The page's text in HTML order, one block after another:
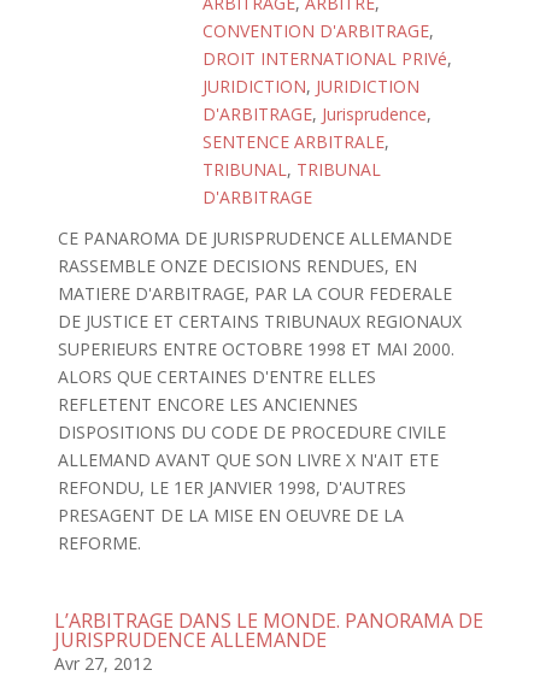
CONVENTION D'ARBITRAGE,
DROIT INTERNATIONAL PRIVé,
JURIDICTION, JURIDICTION
D'ARBITRAGE, Jurisprudence,
SENTENCE ARBITRALE,
TRIBUNAL, TRIBUNAL
D'ARBITRAGE
CE PANAROMA DE JURISPRUDENCE ALLEMANDE
RASSEMBLE ONZE DECISIONS RENDUES, EN
MATIERE D'ARBITRAGE, PAR LA COUR FEDERALE
DE JUSTICE ET CERTAINS TRIBUNAUX REGIONAUX
SUPERIEURS ENTRE OCTOBRE 1998 ET MAI 2000.
ALORS QUE CERTAINES D'ENTRE ELLES
REFLETENT ENCORE LES ANCIENNES
DISPOSITIONS DU CODE DE PROCEDURE CIVILE
ALLEMAND AVANT QUE SON LIVRE X N'AIT ETE
REFONDU, LE 1ER JANVIER 1998, D'AUTRES
PRESAGENT DE LA MISE EN OEUVRE DE LA
REFORME.
L’ARBITRAGE DANS LE MONDE. PANORAMA DE
JURISPRUDENCE ALLEMANDE
Avr 27, 2012